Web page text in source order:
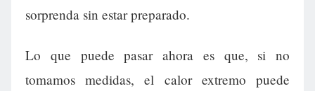
sorprenda sin estar preparado.
Lo que puede pasar ahora es que, si no
tomamos medidas, el calor extremo puede